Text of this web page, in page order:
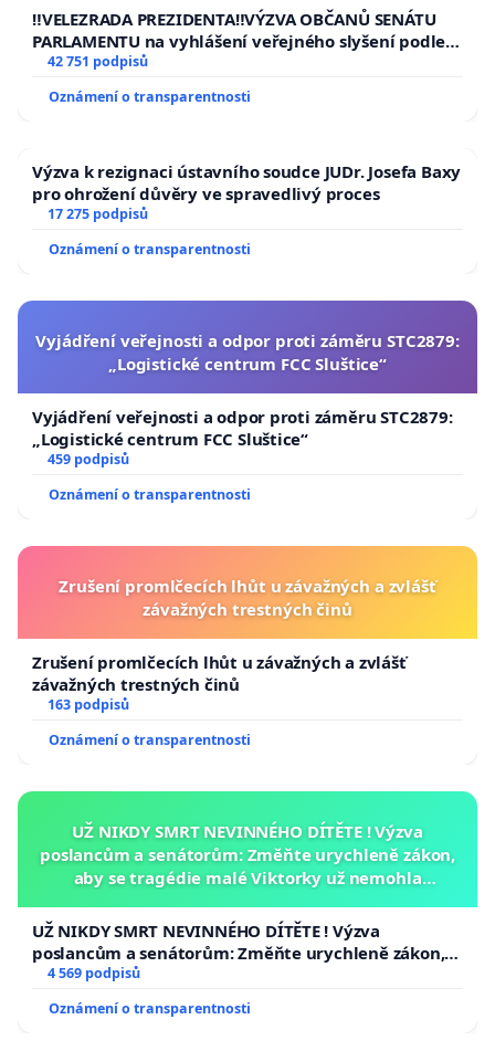
republiky
‼️VELEZRADA PREZIDENTA‼️VÝZVA OBČANŮ SENÁTU
PARLAMENTU na vyhlášení veřejného slyšení podle §
144 jednacího řádu Senátu k návrhu na přijetí
usnesení k podání ústavní žaloby na prezidenta
republiky
42 751 podpisů
Oznámení o transparentnosti
Výzva k rezignaci ústavního soudce JUDr. Josefa Baxy
pro ohrožení důvěry ve spravedlivý proces
17 275 podpisů
Oznámení o transparentnosti
Vyjádření veřejnosti a odpor proti záměru STC2879:
„Logistické centrum FCC Sluštice“
Vyjádření veřejnosti a odpor proti záměru STC2879:
„Logistické centrum FCC Sluštice“
459 podpisů
Oznámení o transparentnosti
Zrušení promlčecích lhůt u závažných a zvlášť
závažných trestných činů
Zrušení promlčecích lhůt u závažných a zvlášť
závažných trestných činů
163 podpisů
Oznámení o transparentnosti
UŽ NIKDY SMRT NEVINNÉHO DÍTĚTE ! Výzva
poslancům a senátorům: Změňte urychleně zákon,
aby se tragédie malé Viktorky už nemohla
UŽ NIKDY SMRT NEVINNÉHO DÍTĚTE ! Výzva
poslancům a senátorům: Změňte urychleně zákon,
aby se tragédie malé Viktorky už nemohla opakovat!
4 569 podpisů
Oznámení o transparentnosti